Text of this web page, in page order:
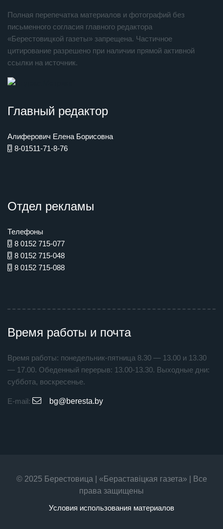
Полная перепечатка материалов и фотографий без
письменного согласия главного редактора
«Берестовицкой газеты» запрещена. Частичное
цитирование разрешено при наличии прямой активной
ссылки на источник.
Главный редактор
Алиферович Елена Борисовна
8-01511-71-8-76
Отдел рекламы
Телефоны
8 0152 715-077
8 0152 715-048
8 0152 715-088
Время работы и почта
Время работы: понедельник-пятница 8.30 — 13.00 и 13.30
— 17.00. Обеденный перерыв: 13.00-13.30. Выходные дни:
суббота, воскресенье.
E-mail: bg@beresta.by
© 2025 Берестовица | «Бераставiцкая газета» | Все
права защищены
Условия использования материалов